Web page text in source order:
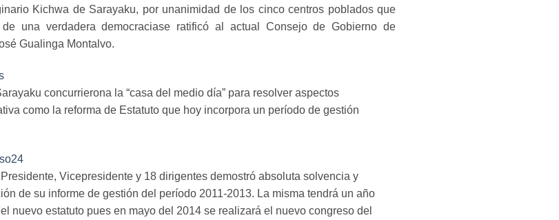
Kichwa de Sarayaku, por unanimidad de los cinco centros poblados que
una verdadera democraciase ratificó al actual Consejo de Gobierno de
Gualinga Montalvo.
concurrierona la “casa del medio día” para resolver aspectos
como la reforma de Estatuto que hoy incorpora un período de gestión
Vicepresidente y 18 dirigentes demostró absoluta solvencia y
de su informe de gestión del período 2011-2013. La misma tendrá un año
nuevo estatuto pues en mayo del 2014 se realizará el nuevo congreso del